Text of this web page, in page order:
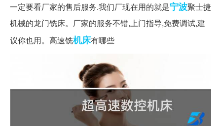
一定要看厂家的售后服务.我们厂现在用的就是宁波聚士捷
机械的龙门铣床。厂家的服务不错,上门指导,免费调试,建
议你也用。高速铣机床有哪些